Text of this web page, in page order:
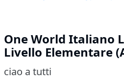
One World Italiano
Livello Elementare
ciao a tutti